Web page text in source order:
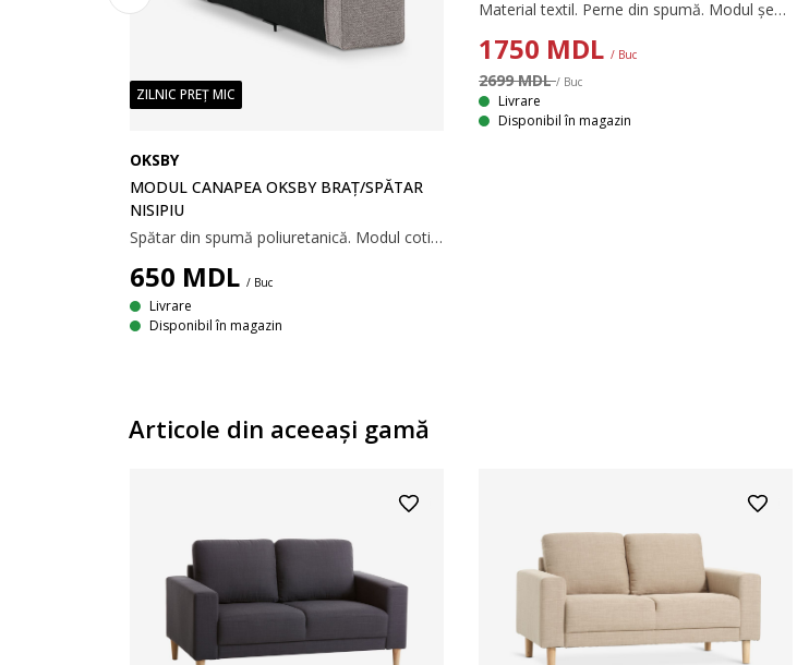
ZILNIC PREȚ MIC
OKSBY
MODUL CANAPEA OKSBY BRAȚ/SPĂTAR
NISIPIU
Spătar din spumă poliuretanică. Modul cotieră/spătar pentru canapea modulară. 65x62x14 cm
650 MDL / Buc
Livrare
Disponibil în magazin
Material textil. Perne din spumă. Modul șezlong/taburet pentru canapea modulară. 70x40x70 cm
1750 MDL / Buc
2699 MDL/ Buc
Livrare
Disponibil în magazin
Articole din aceeaşi gamă